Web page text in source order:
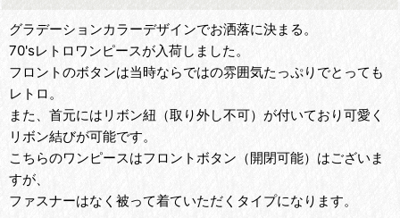
グラデーションカラーデザインでお洒落に決まる。
70'sレトロワンピースが入荷しました。
フロントのボタンは当時ならではの雰囲気たっぷりでとっても
レトロ。
また、首元にはリボン紐（取り外し不可）が付いており可愛く
リボン結びが可能です。
こちらのワンピースはフロントボタン（開閉可能）はございま
すが、
ファスナーはなく被って着ていただくタイプになります。